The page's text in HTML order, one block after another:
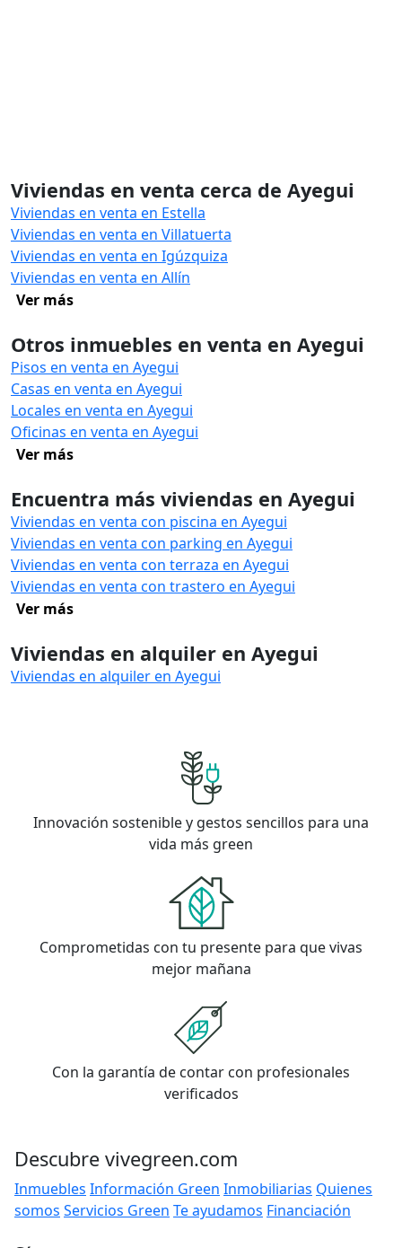
Viviendas en venta cerca de Ayegui
Viviendas en venta en Estella
Viviendas en venta en Villatuerta
Viviendas en venta en Igúzquiza
Viviendas en venta en Allín
Ver más
Otros inmuebles en venta en Ayegui
Pisos en venta en Ayegui
Casas en venta en Ayegui
Locales en venta en Ayegui
Oficinas en venta en Ayegui
Ver más
Encuentra más viviendas en Ayegui
Viviendas en venta con piscina en Ayegui
Viviendas en venta con parking en Ayegui
Viviendas en venta con terraza en Ayegui
Viviendas en venta con trastero en Ayegui
Ver más
Viviendas en alquiler en Ayegui
Viviendas en alquiler en Ayegui
Innovación sostenible y gestos sencillos para una
vida más green
Comprometidas con tu presente para que vivas
mejor mañana
Con la garantía de contar con profesionales
verificados
Descubre vivegreen.com
Inmuebles Información Green Inmobiliarias Quienes
somos Servicios Green Te ayudamos Financiación